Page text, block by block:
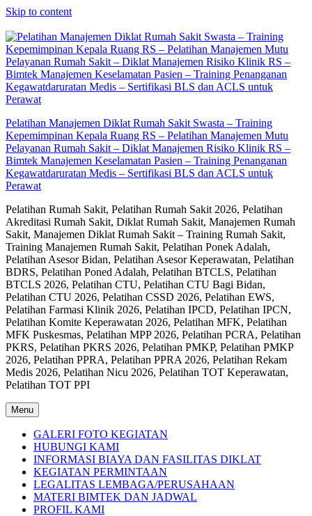
Skip to content
Pelatihan Manajemen Diklat Rumah Sakit Swasta – Training
Kepemimpinan Kepala Ruang RS – Pelatihan Manajemen Mutu
Pelayanan Rumah Sakit – Diklat Manajemen Risiko Klinik RS –
Bimtek Manajemen Keselamatan Pasien – Training Penanganan
Kegawatdaruratan Medis – Sertifikasi BLS dan ACLS untuk
Perawat
Pelatihan Rumah Sakit, Pelatihan Rumah Sakit 2026, Pelatihan
Akreditasi Rumah Sakit, Diklat Rumah Sakit, Manajemen Rumah
Sakit, Manajemen Diklat Rumah Sakit – Training Rumah Sakit,
Training Manajemen Rumah Sakit, Pelatihan Ponek Adalah,
Pelatihan Asesor Bidan, Pelatihan Asesor Keperawatan, Pelatihan
BDRS, Pelatihan Poned Adalah, Pelatihan BTCLS, Pelatihan
BTCLS 2026, Pelatihan CTU, Pelatihan CTU Bagi Bidan,
Pelatihan CTU 2026, Pelatihan CSSD 2026, Pelatihan EWS,
Pelatihan Farmasi Klinik 2026, Pelatihan IPCD, Pelatihan IPCN,
Pelatihan Komite Keperawatan 2026, Pelatihan MFK, Pelatihan
MFK Puskesmas, Pelatihan MPP 2026, Pelatihan PCRA, Pelatihan
PKRS, Pelatihan PKRS 2026, Pelatihan PMKP, Pelatihan PMKP
2026, Pelatihan PPRA, Pelatihan PPRA 2026, Pelatihan Rekam
Medis 2026, Pelatihan Nicu 2026, Pelatihan TOT Keperawatan,
Pelatihan TOT PPI
Menu
GALERI FOTO KEGIATAN
HUBUNGI KAMI
INFORMASI BIAYA DAN FASILITAS DIKLAT
KEGIATAN PERMINTAAN
LEGALITAS LEMBAGA/PERUSAHAAN
MATERI BIMTEK DAN JADWAL
PROFIL KAMI